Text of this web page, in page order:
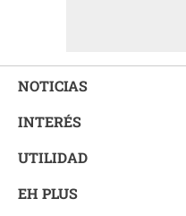
NOTICIAS
INTERÉS
UTILIDAD
EH PLUS